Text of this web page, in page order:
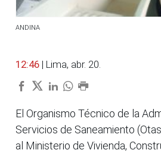
ANDINA
12:46 | Lima, abr. 20.
El Organismo Técnico de la
Servicios de Saneamiento
al Ministerio de Vivienda,